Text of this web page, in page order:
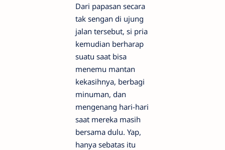
Dari papasan secara
tak sengan di ujung
jalan tersebut, si pria
kemudian berharap
suatu saat bisa
menemu mantan
kekasihnya, berbagi
minuman, dan
mengenang hari-hari
saat mereka masih
bersama dulu. Yap,
hanya sebatas itu